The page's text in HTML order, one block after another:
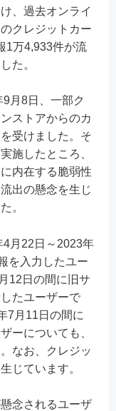
、過去オンライ
クレジットカー
1万4,933件が流
た。
月8日、一部ク
ストアからのカ
受けました。そ
施したところ、
内在する脆弱性
出の懸念を生じ
。
月22日～2023年
を入力したユー
12日の間に旧サ
たユーザーで
7月11日の間に
ーについても、
なお、クレジッ
じています。
念されるユーザ